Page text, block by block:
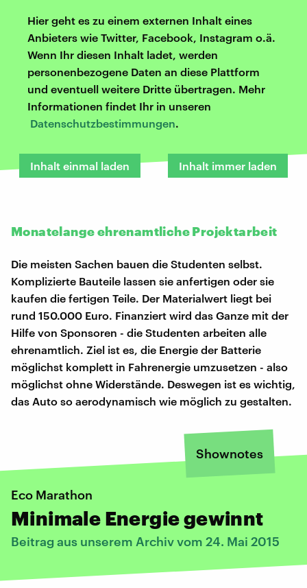
Hier geht es zu einem externen Inhalt eines
Anbieters wie Twitter, Facebook, Instagram o.ä.
Wenn Ihr diesen Inhalt ladet, werden
personenbezogene Daten an diese Plattform
und eventuell weitere Dritte übertragen. Mehr
Informationen findet Ihr in unseren
Datenschutzbestimmungen.
Inhalt einmal laden Inhalt immer laden
Monatelange ehrenamtliche Projektarbeit
Die meisten Sachen bauen die Studenten selbst.
Komplizierte Bauteile lassen sie anfertigen oder sie
kaufen die fertigen Teile. Der Materialwert liegt bei
rund 150.000 Euro. Finanziert wird das Ganze mit der
Hilfe von Sponsoren - die Studenten arbeiten alle
ehrenamtlich. Ziel ist es, die Energie der Batterie
möglichst komplett in Fahrenergie umzusetzen - also
möglichst ohne Widerstände. Deswegen ist es wichtig,
das Auto so aerodynamisch wie möglich zu gestalten.
Shownotes
Eco Marathon
Minimale Energie gewinnt
Beitrag aus unserem Archiv vom 24. Mai 2015